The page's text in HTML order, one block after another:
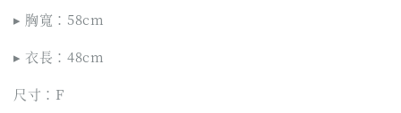
▸ 胸寬：58cm
▸ 衣長：48cm
尺寸：F